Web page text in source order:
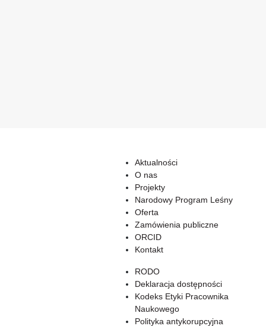
Aktualności
O nas
Projekty
Narodowy Program Leśny
Oferta
Zamówienia publiczne
ORCID
Kontakt
RODO
Deklaracja dostępności
Kodeks Etyki Pracownika
Naukowego
Polityka antykorupcyjna